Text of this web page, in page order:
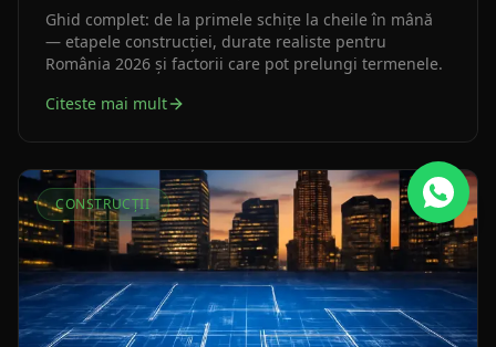
lucrările
Ghid complet: de la primele schițe la cheile în mână
— etapele construcției, durate realiste pentru
România 2026 și factorii care pot prelungi termenele.
Citeste mai mult
CONSTRUCȚII